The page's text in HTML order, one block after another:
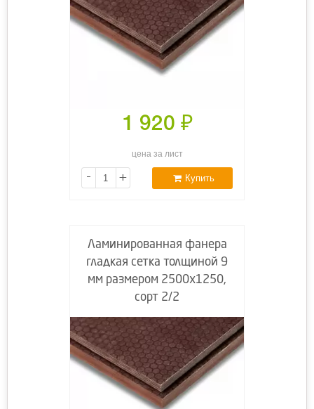
1 920 ₽
цена за лист
- + Купить
Ламинированная фанера
гладкая сетка толщиной 9
мм размером 2500х1250,
сорт 2/2